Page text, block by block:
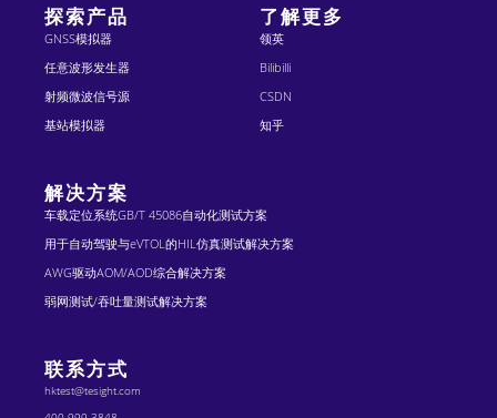
探索产品
GNSS模拟器
任意波形发生器
射频微波信号源
基站模拟器
了解更多
领英
Bilibilli
CSDN
知乎
解决方案
车载定位系统GB/T 45086自动化测试方案
用于自动驾驶与eVTOL的HIL仿真测试解决方案
AWG驱动AOM/AOD综合解决方案
弱网测试/吞吐量测试解决方案
联系方式
hktest@tesight.com